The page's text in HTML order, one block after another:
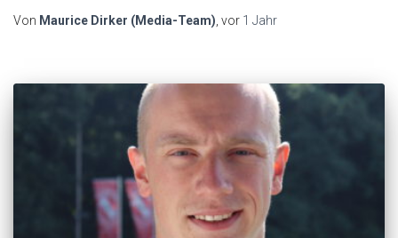
Von Maurice Dirker (Media-Team) , vor 1 Jahr